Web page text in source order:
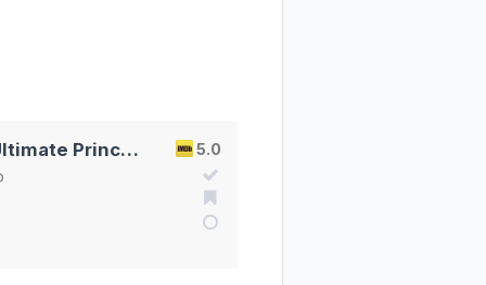
5.0
Disney Princess Remixed - An Ultimate Princess Celebration (2021)